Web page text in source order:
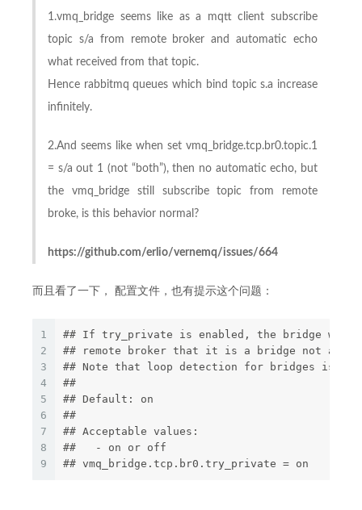
1.vmq_bridge seems like as a mqtt client subscribe
topic s/a from remote broker and automatic echo
what received from that topic.
Hence rabbitmq queues which bind topic s.a increase
infinitely.
2.And seems like when set vmq_bridge.tcp.br0.topic.1
= s/a out 1 (not “both”), then no automatic echo, but
the vmq_bridge still subscribe topic from remote
broke, is this behavior normal?
https://github.com/erlio/vernemq/issues/664
而且看了一下， 配置文件，也有提示这个问题：
1
2
3
4
5
6
7
8
9
## If try_private is enabled, the bridge will
## remote broker that it is a bridge not an
## Note that loop detection for bridges is not
##
## Default: on
##
## Acceptable values:
##   - on or off
## vmq_bridge.tcp.br0.try_private = on